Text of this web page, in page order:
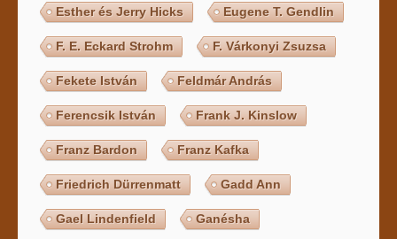
Esther és Jerry Hicks Eugene T. Gendlin
F. E. Eckard Strohm F. Várkonyi Zsuzsa
Fekete István Feldmár András
Ferencsik István Frank J. Kinslow
Franz Bardon Franz Kafka
Friedrich Dürrenmatt Gadd Ann
Gael Lindenfield Ganésha